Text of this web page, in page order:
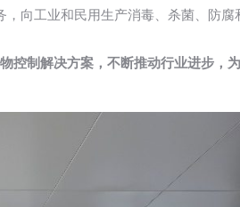
向工业和民用生产消毒、杀菌、防腐
控制解决方案，不断推动行业进步，